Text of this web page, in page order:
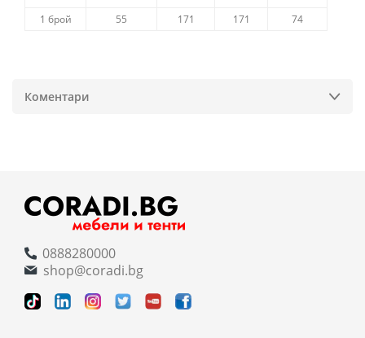
1 брой 55 171 171 74
Коментари
0888280000
shop@coradi.bg